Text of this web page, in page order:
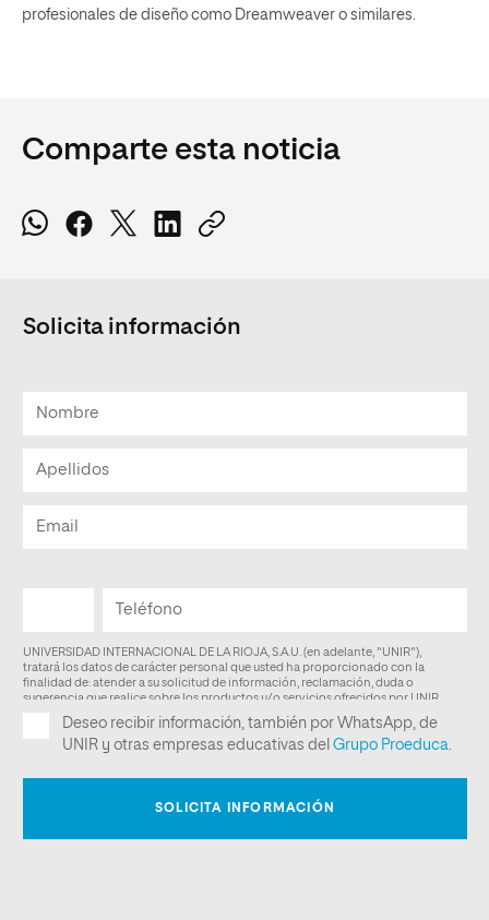
profesionales de diseño como Dreamweaver o similares.
Comparte esta noticia
Solicita información